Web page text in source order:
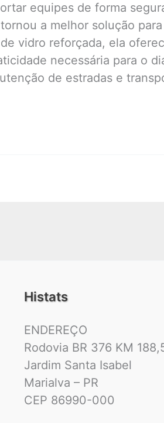
equipes de forma
a melhor solução
vidro reforçada, ela
necessária para o
de estradas e
Histats
ENDEREÇO
Rodovia BR 376 KM
Jardim Santa Isabel
Marialva – PR
CEP 86990-000